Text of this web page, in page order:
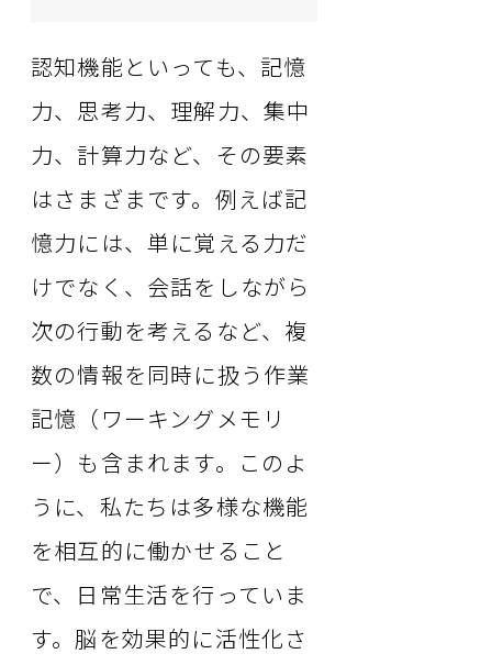
認知機能といっても、記憶
力、思考力、理解力、集中
力、計算力など、その要素
はさまざまです。例えば記
憶力には、単に覚える力だ
けでなく、会話をしながら
次の行動を考えるなど、複
数の情報を同時に扱う作業
記憶（ワーキングメモリ
ー）も含まれます。このよ
うに、私たちは多様な機能
を相互的に働かせること
で、日常生活を行っていま
す。脳を効果的に活性化さ